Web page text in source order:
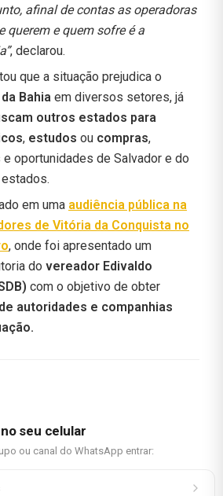
afinal de contas as operadoras
querem e quem sofre é a
, declarou.
que a situação prejudica o
Bahia em diversos setores, já
outros estados para
, estudos ou compras,
oportunidades de Salvador e do
em uma audiência pública na
de Vitória da Conquista no
, onde foi apresentado um
do vereador Edivaldo
com o objetivo de obter
autoridades e companhias
seu celular
ou canal do WhatsApp entrar: